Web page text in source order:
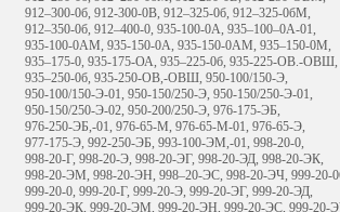
912–300-0б, 912-300-0В, 912–325-0б, 912–325-0бМ,
912–350-0б, 912–400-0, 935-100-0А, 935–100–0А-01,
935-100-0АМ, 935-150-0А, 935-150-0АМ, 935–150-0М,
935–175-0, 935-175-ОА, 935–225-0б, 935-225-ОВ.-ОВШ,
935–250-0б, 935-250-ОВ,-ОВШ, 950-100/150-Э,
950-100/150-Э-01, 950-150/250-Э, 950-150/250-Э-01,
950-150/250-Э-02, 950-200/250-Э, 976-175-ЭБ,
976-250-ЭБ,-01, 976-65-М, 976-65-М-01, 976-65-Э,
977-175-Э, 992-250-ЭБ, 993-100-ЭМ,-01, 998-20-0,
998-20-Г, 998-20-Э, 998-20-ЭГ, 998-20-ЭД, 998-20-ЭК,
998-20-ЭМ, 998-20-ЭН, 998–20-ЭС, 998-20-ЭЧ, 999-20-
999-20-0, 999-20-Г, 999-20-Э, 999-20-ЭГ, 999-20-ЭД,
999-20-ЭК, 999-20-ЭМ, 999-20-ЭН, 999-20-ЭС, 999-20-